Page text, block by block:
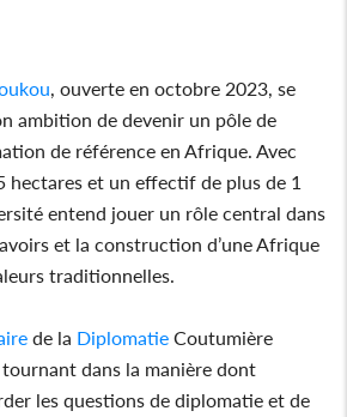
, ouverte en octobre 2023, se
ambition de devenir un pôle de
de référence en Afrique. Avec
hectares et un effectif de plus de 1
entend jouer un rôle central dans
et la construction d’une Afrique
traditionnelles.
de la Diplomatie Coutumière
dans la manière dont
les questions de diplomatie et de